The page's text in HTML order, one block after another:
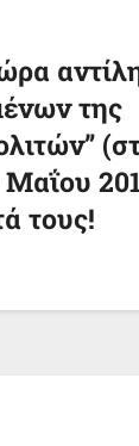
της
τους!